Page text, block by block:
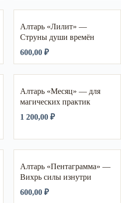
Алтарь «Лилит» —
Струны души времён
600,00 ₽
Алтарь «Месяц» — для
магических практик
1 200,00 ₽
Алтарь «Пентаграмма» —
Вихрь силы изнутри
600,00 ₽